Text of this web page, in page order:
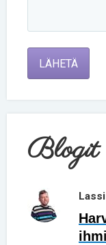
LÄHETÄ
Blogit